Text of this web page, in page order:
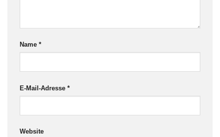
Name *
E-Mail-Adresse *
Website